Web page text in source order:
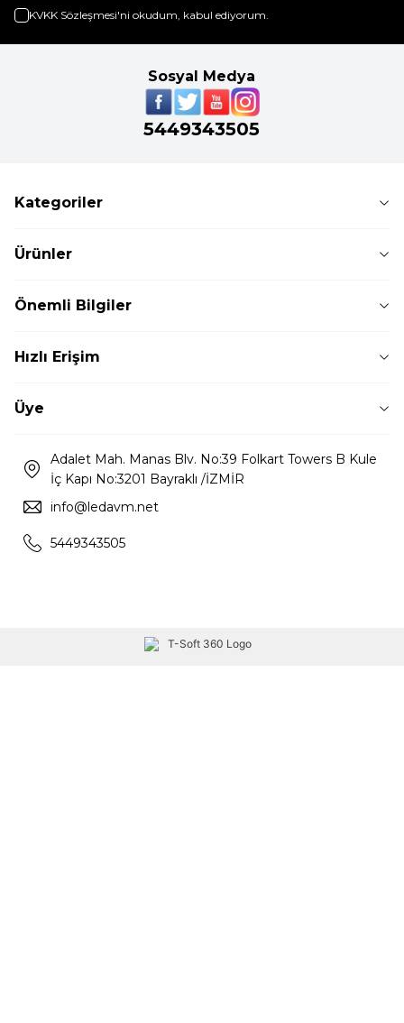
KVKK Sözleşmesi'ni okudum, kabul ediyorum.
Sosyal Medya
5449343505
Kategoriler
Ürünler
Önemli Bilgiler
Hızlı Erişim
Üye
Adalet Mah. Manas Blv. No:39 Folkart Towers B Kule
İç Kapı No:3201 Bayraklı /İZMİR
info@ledavm.net
5449343505